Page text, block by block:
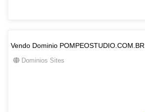
Vendo Dominio POMPEOSTUDIO.COM.BR
Dominios Sites